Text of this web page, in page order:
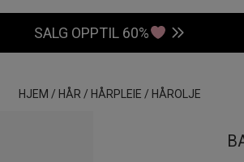
SALG OPPTIL 60%
HJEM / HÅR / HÅRPLEIE / HÅROLJE